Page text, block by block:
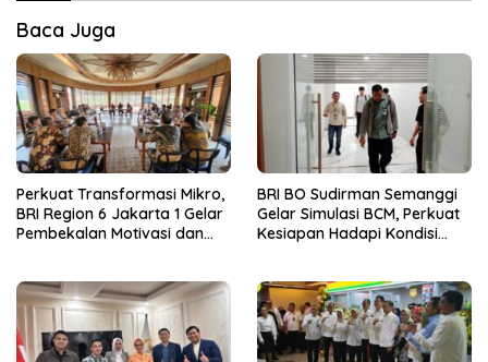
Baca Juga
Perkuat Transformasi Mikro,
BRI Region 6 Jakarta 1 Gelar
Pembekalan Motivasi dan
BRI BO Sudirman Semanggi
Gelar Simulasi BCM, Perkuat
Kesiapan Hadapi Kondisi